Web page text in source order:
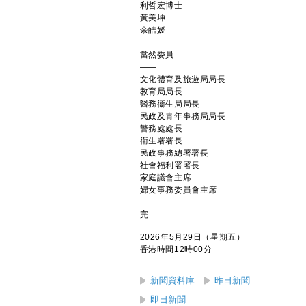
利哲宏博士
黃美坤
余皓媛
當然委員
——
文化體育及旅遊局局長
教育局局長
醫務衞生局局長
民政及青年事務局局長
警務處處長
衞生署署長
民政事務總署署長
社會福利署署長
家庭議會主席
婦女事務委員會主席
完
2026年5月29日（星期五）
香港時間12時00分
新聞資料庫 昨日新聞
即日新聞